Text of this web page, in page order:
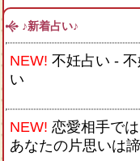
♪新着占い♪
NEW! 不妊占い -
い
NEW! 恋愛相手で
あなたの片思いは